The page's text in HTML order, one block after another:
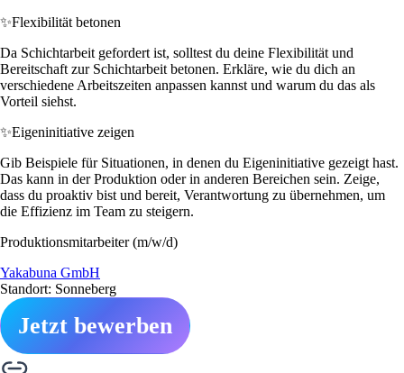
✨Flexibilität betonen
Da Schichtarbeit gefordert ist, solltest du deine Flexibilität und
Bereitschaft zur Schichtarbeit betonen. Erkläre, wie du dich an
verschiedene Arbeitszeiten anpassen kannst und warum du das als
Vorteil siehst.
✨Eigeninitiative zeigen
Gib Beispiele für Situationen, in denen du Eigeninitiative gezeigt hast.
Das kann in der Produktion oder in anderen Bereichen sein. Zeige,
dass du proaktiv bist und bereit, Verantwortung zu übernehmen, um
die Effizienz im Team zu steigern.
Produktionsmitarbeiter (m/w/d)
Yakabuna GmbH
Standort: Sonneberg
Jetzt bewerben